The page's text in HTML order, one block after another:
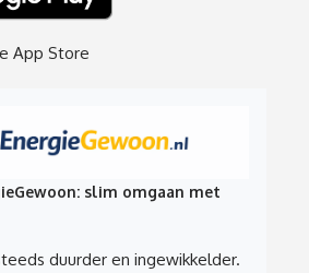
slim omgaan met
duurder en ingewikkelder.